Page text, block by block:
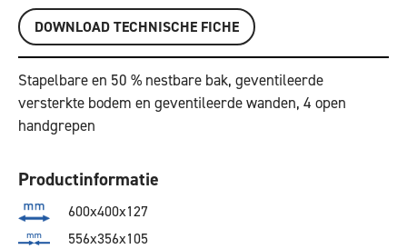
DOWNLOAD TECHNISCHE FICHE
Stapelbare en 50 % nestbare bak, geventileerde
versterkte bodem en geventileerde wanden, 4 open
handgrepen
Productinformatie
600x400x127
556x356x105